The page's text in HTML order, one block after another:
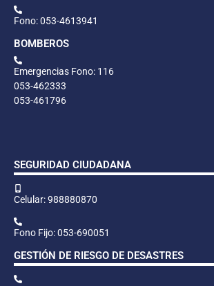
Fono: 053-4613941
BOMBEROS
Emergencias Fono: 116
053-462333
053-461796
SEGURIDAD CIUDADANA
Celular: 988880870
Fono Fijo: 053-690051
GESTIÓN DE RIESGO DE DESASTRES